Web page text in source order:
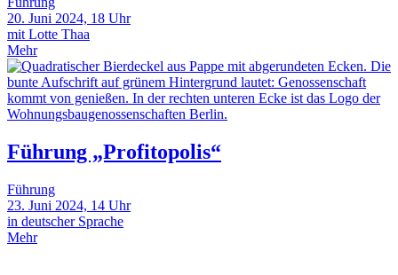
20. Juni 2024, 18 Uhr
mit Lotte Thaa
Mehr
Führung „Profitopolis“
Führung
23. Juni 2024, 14 Uhr
in deutscher Sprache
Mehr